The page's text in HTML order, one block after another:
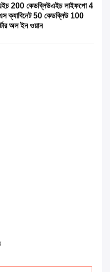
200 কেডব্লিউএইচ লাইফপো 4
ক্যাবিনেট 50 কেডব্লিউ 100
অল ইন ওয়ান